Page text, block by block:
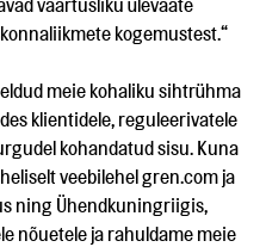
väärtusliku ülevaate
kogemustest.“
meie kohaliku sihtrühma
klientidele, reguleerivatele
kohandatud sisu. Kuna
veebilehel gren.com ja
ning Ühendkuningriigis,
nõuetele ja rahuldame meie